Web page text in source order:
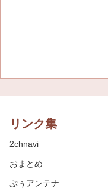
リンク集
2chnavi
おまとめ
ぷぅアンテナ